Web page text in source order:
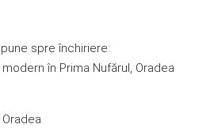
spre închiriere:
în Prima Nufărul, Oradea